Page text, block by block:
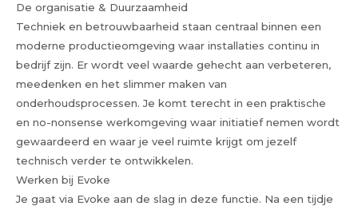
De organisatie & Duurzaamheid
Techniek en betrouwbaarheid staan centraal binnen een
moderne productieomgeving waar installaties continu in
bedrijf zijn. Er wordt veel waarde gehecht aan verbeteren,
meedenken en het slimmer maken van
onderhoudsprocessen. Je komt terecht in een praktische
en no-nonsense werkomgeving waar initiatief nemen wordt
gewaardeerd en waar je veel ruimte krijgt om jezelf
technisch verder te ontwikkelen.
Werken bij Evoke
Je gaat via Evoke aan de slag in deze functie. Na een tijdje